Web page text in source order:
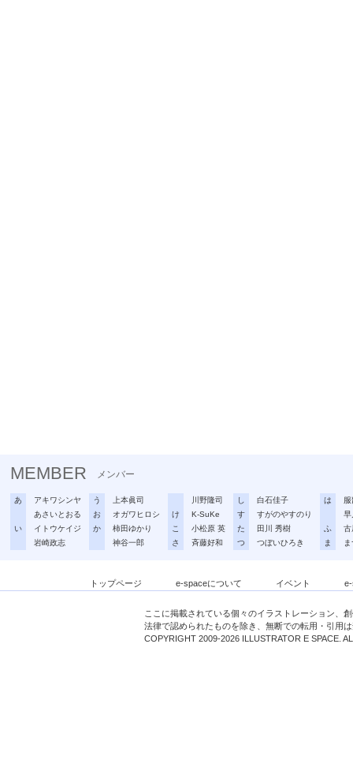
MEMBER メンバー
あ
アキワシンヤ
あさいとおる
い
イトウケイジ
岩崎政志
う
上本眞司
お
オガワヒロシ
か
柿田ゆかり
神谷一郎
川野隆司
け
K-SuKe
こ
小松原 英
さ
斉藤好和
し
白石佳子
す
すがのやすのり
た
田川 秀樹
つ
つぼいひろき
は
早
ふ
古
ま
トップページ e-spaceについて イベント
ここに掲載されている個々のイラストレーション、
法律で認められたものを除き、無断での転用・引用
COPYRIGHT 2009-2026 ILLUSTRATOR E SPACE.